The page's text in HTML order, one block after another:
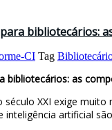
bibliotecários:
CI Tag
bibliotecários: as
XXI exige
artificial